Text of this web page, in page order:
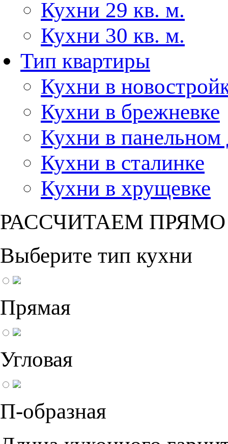
Кухни 29 кв. м.
Кухни 30 кв. м.
Тип квартиры
Кухни в
Кухни в брежневке
Кухни в панельном
Кухни в сталинке
Кухни в хрущевке
РАССЧИТАЕМ
Выберите тип кухни
Прямая
Угловая
П-образная